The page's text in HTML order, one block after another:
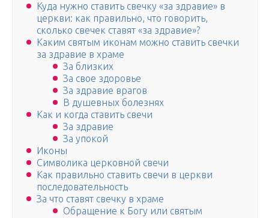
Куда нужно ставить свечку «за здравие» в
церкви: как правильно, что говорить,
сколько свечек ставят «за здравие»?
Каким святым иконам можно ставить свечки
за здравие в храме
За близких
За свое здоровье
За здравие врагов
В душевных болезнях
Как и когда ставить свечи
За здравие
За упокой
Иконы
Символика церковной свечи
Как правильно ставить свечи в церкви
последовательность
За что ставят свечку в храме
Обращение к Богу или святым